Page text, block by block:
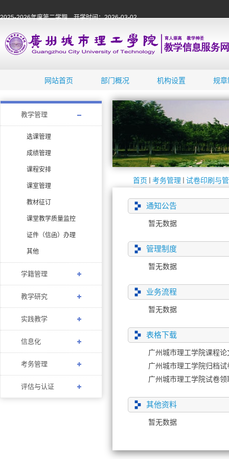
2025-2026年度第二学期 开学时间：2026-03-02
网站首页 部门概况 机构设置 规章
教学管理
选课管理
成绩管理
课程安排
课室管理
教材征订
课堂教学质量监控
证件（信函）办理
其他
学籍管理
教学研究
实践教学
信息化
考务管理
评估与认证
首页 考务管理 试卷印刷与
通知公告
暂无数据
管理制度
暂无数据
业务流程
暂无数据
表格下载
广州城市理工学院课程
广州城市理工学院归档
广州城市理工学院试卷
其他资料
暂无数据